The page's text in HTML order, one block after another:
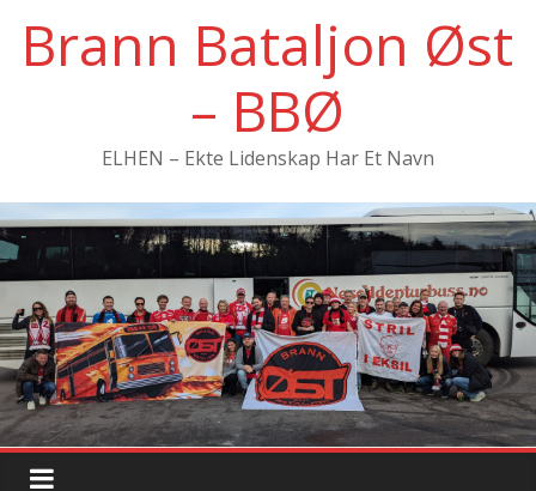
innholdet
Brann Bataljon Øst
– BBØ
ELHEN – Ekte Lidenskap Har Et Navn